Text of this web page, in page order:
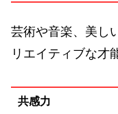
芸術や音楽、美し
リエイティブな才
共感力